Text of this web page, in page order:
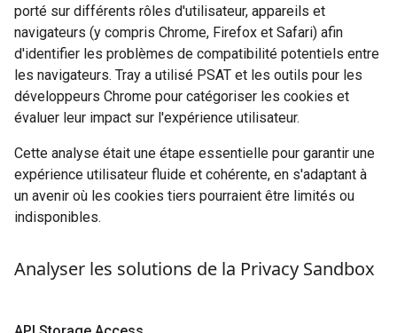
porté sur différents rôles d'utilisateur, appareils et
navigateurs (y compris Chrome, Firefox et Safari) afin
d'identifier les problèmes de compatibilité potentiels entre
les navigateurs. Tray a utilisé PSAT et les outils pour les
développeurs Chrome pour catégoriser les cookies et
évaluer leur impact sur l'expérience utilisateur.
Cette analyse était une étape essentielle pour garantir une
expérience utilisateur fluide et cohérente, en s'adaptant à
un avenir où les cookies tiers pourraient être limités ou
indisponibles.
Analyser les solutions de la Privacy Sandbox